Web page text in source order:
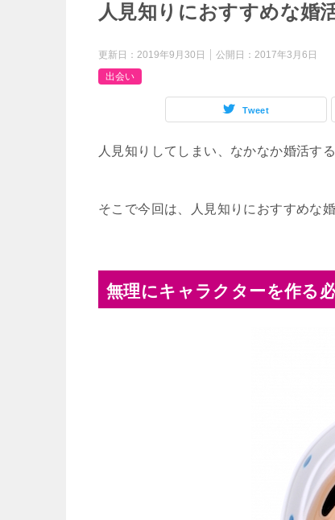
人見知りにおすすめな婚
更新日： 2019年9月30日 公開日： 2017年3月6日
出会い
Tweet
人見知りしてしまい、なかなか婚活す
そこで今回は、人見知りにおすすめな
無理にキャラクターを作る